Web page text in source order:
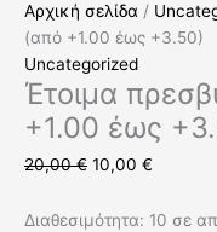
Αρχική σελίδα /
(από +1.00 έως +3.50)
Uncategorized
Έτοιμα
+1.00 έως
20,00€ 10,00 €
Διαθεσιμότητα: 10 σε